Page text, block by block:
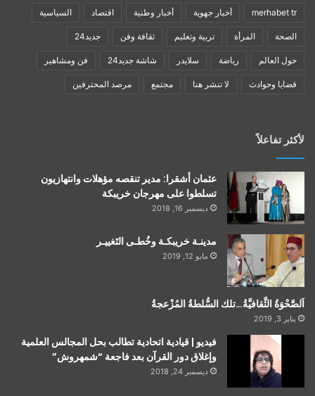
merhabet tr أخبار جهوية أخبار وطنية اقتصاد السياسية
الصحة المرأة تربية وتعليم ثقافة وفن جديد24
حول العالم رياضة سلايدر شاشة جديد24 فن ومشاهير
قضايا وحوادث لا تنشر هنا مجتمع مرصد المحترفين
لأكثر تفاعلاً
عثمان أشقرا: مدير تنقصه مؤهلات وانتهازيون
تسلطوا على مهرجان خريبكة
ديسمبر 16, 2018
مدينـة خريبكـة وخُطـى التَغييـر
مايو 12, 2019
اَلصَّحْوَةُ الثَّقافيَّةُ…تلك السُّلطةُ المُزْعجةُ
يناير 3, 2019
فيديو | قيادية اتحادية تطالب بحل المجالس العلمية
وإغلاق دور القرآن بعد فاجعة “شمهروش”
ديسمبر 24, 2018